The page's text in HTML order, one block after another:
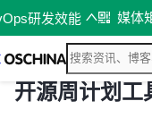
研发效能 媒体
开源周计划工